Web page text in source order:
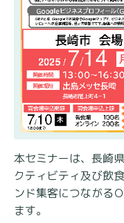
本セミナーは、長崎
クティビティ及び飲
ンド集客につながる
ます。